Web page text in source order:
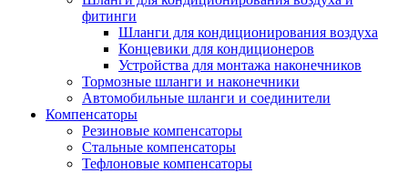
фитинги
Шланги для кондиционирования воздуха
Концевики для кондиционеров
Устройства для монтажа наконечников
Тормозные шланги и наконечники
Автомобильные шланги и соединители
Компенсаторы
Резиновые компенсаторы
Стальные компенсаторы
Тефлоновые компенсаторы